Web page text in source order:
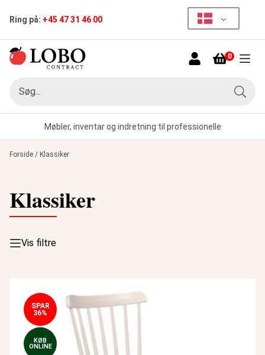
Ring på: +45 47 31 46 00
0
Menu
Søg
Møbler, inventar og indretning til professionelle
Forside / Klassiker
Klassiker
Vis filtre
SPAR
36%
KØB
ONLINE